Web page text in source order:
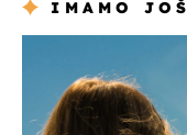
IMAMO JOŠ